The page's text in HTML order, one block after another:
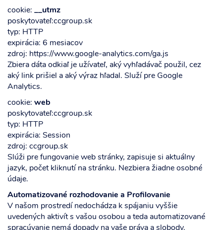
cookie: __utmz
poskytovateľ:ccgroup.sk
typ: HTTP
expirácia: 6 mesiacov
zdroj: https://www.google-analytics.com/ga.js
Zbiera dáta odkiaľ je užívateľ, aký vyhľadávač použil, cez
aký link prišiel a aký výraz hľadal. Služí pre Google
Analytics.
cookie: web
poskytovateľ:ccgroup.sk
typ: HTTP
expirácia: Session
zdroj: ccgroup.sk
Slúži pre fungovanie web stránky, zapisuje si aktuálny
jazyk, počet kliknutí na stránku. Nezbiera žiadne osobné
údaje.
Automatizované rozhodovanie a Profilovanie
V našom prostredí nedochádza k spájaniu vyššie
uvedených aktivít s vašou osobou a teda automatizované
spracúvanie nemá dopady na vaše práva a slobody.